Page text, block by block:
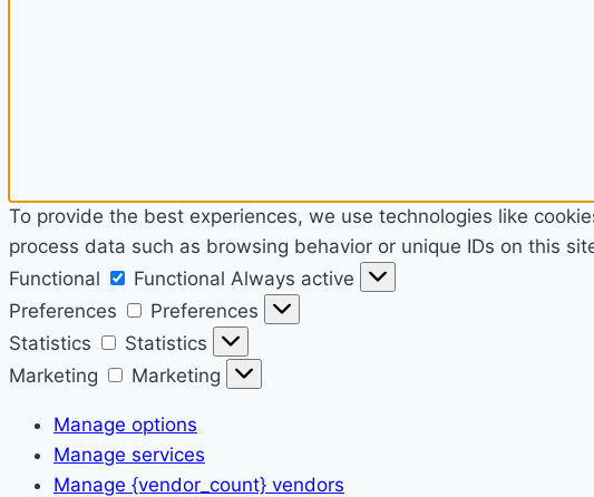
To provide the best experiences, we use technologies like
process data such as browsing behavior or unique IDs on this
Functional
Functional Always active
Preferences
Preferences
Statistics
Statistics
Marketing
Marketing
Manage options
Manage services
Manage {vendor_count} vendors